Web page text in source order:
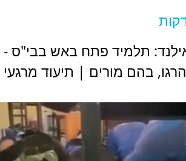
תלמיד פתח באש בבי"ס -
6 נהרגו, בהם מורים | תיעוד מרגעי